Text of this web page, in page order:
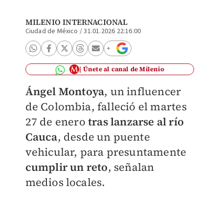
MILENIO INTERNACIONAL
Ciudad de México /31.01.2026 22:16:00
Únete al canal de Milenio
Ángel Montoya, un influencer
de Colombia, falleció el martes
27 de enero tras lanzarse al río
Cauca, desde un puente
vehicular, para presuntamente
cumplir un reto, señalan
medios locales.